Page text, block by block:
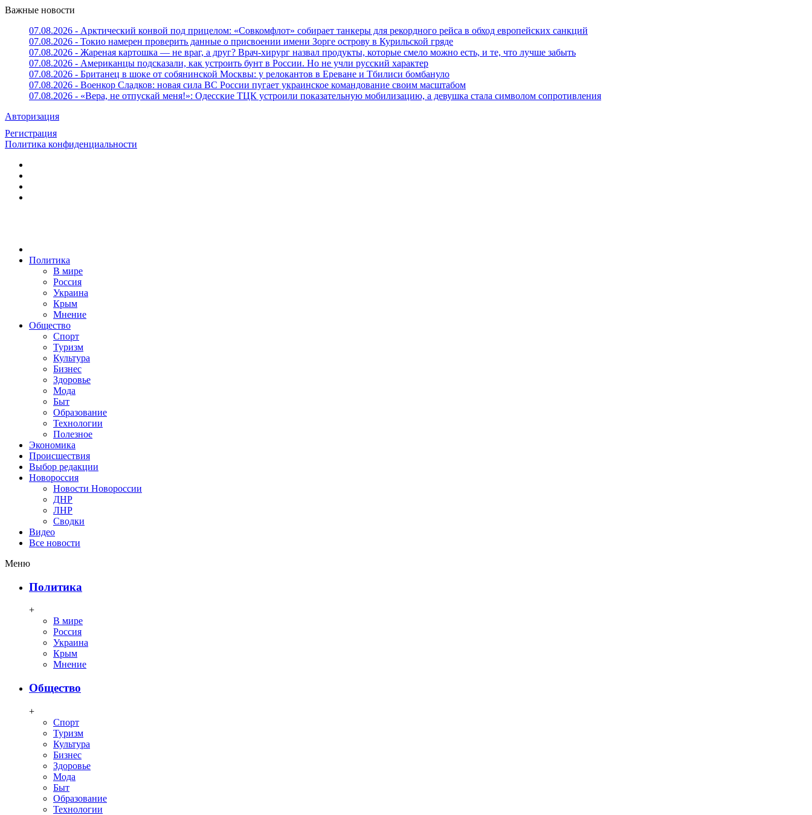
Важные новости
07.08.2026 - Арктический конвой под прицелом: «Совкомфлот» собирает танкеры для рекордного рейса в обход европейских санкций
07.08.2026 - Токио намерен проверить данные о присвоении имени Зорге острову в Курильской гряде
07.08.2026 - Жареная картошка — не враг, а друг? Врач-хирург назвал продукты, которые смело можно есть, и те, что лучше забыть
07.08.2026 - Американцы подсказали, как устроить бунт в России. Но не учли русский характер
07.08.2026 - Британец в шоке от собянинской Москвы: у релокантов в Ереване и Тбилиси бомбануло
07.08.2026 - Военкор Сладков: новая сила ВС России пугает украинское командование своим масштабом
07.08.2026 - «Вера, не отпускай меня!»: Одесские ТЦК устроили показательную мобилизацию, а девушка стала символом сопротивления
Авторизация
Регистрация
Политика конфиденциальности
Политика
В мире
Россия
Украина
Крым
Мнение
Общество
Спорт
Туризм
Культура
Бизнес
Здоровье
Мода
Быт
Образование
Технологии
Полезное
Экономика
Происшествия
Выбор редакции
Новороссия
Новости Новороссии
ДНР
ЛНР
Сводки
Видео
Все новости
Меню
Политика
+
В мире
Россия
Украина
Крым
Мнение
Общество
+
Спорт
Туризм
Культура
Бизнес
Здоровье
Мода
Быт
Образование
Технологии